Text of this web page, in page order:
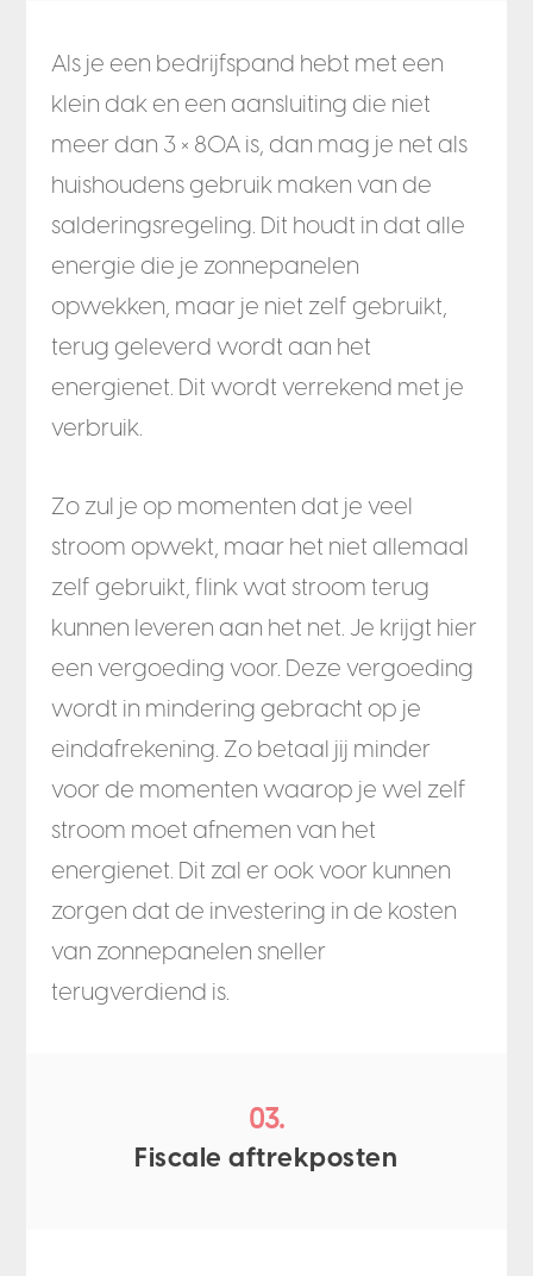
Als je een bedrijfspand hebt met een
klein dak en een aansluiting die niet
meer dan 3 × 80A is, dan mag je net als
huishoudens gebruik maken van de
salderingsregeling. Dit houdt in dat alle
energie die je zonnepanelen
opwekken, maar je niet zelf gebruikt,
terug geleverd wordt aan het
energienet. Dit wordt verrekend met je
verbruik.
Zo zul je op momenten dat je veel
stroom opwekt, maar het niet allemaal
zelf gebruikt, flink wat stroom terug
kunnen leveren aan het net. Je krijgt hier
een vergoeding voor. Deze vergoeding
wordt in mindering gebracht op je
eindafrekening. Zo betaal jij minder
voor de momenten waarop je wel zelf
stroom moet afnemen van het
energienet. Dit zal er ook voor kunnen
zorgen dat de investering in de kosten
van zonnepanelen sneller
terugverdiend is.
03.
Fiscale aftrekposten